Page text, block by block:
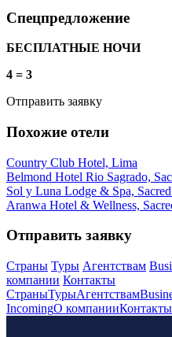
Спецпредложение
БЕСПЛАТНЫЕ НОЧИ
4 = 3
Отправить заявку
Похожие отели
Country Club Hotel, Lima
Belmond Hotel Rio Sagrado,
Sol y Luna Lodge & Spa,
Aranwa Hotel & Wellness,
Отправить заявку
Страны Туры Агентствам
компании Контакты
СтраныТурыАгентствам
IncomingО компанииКонтакты